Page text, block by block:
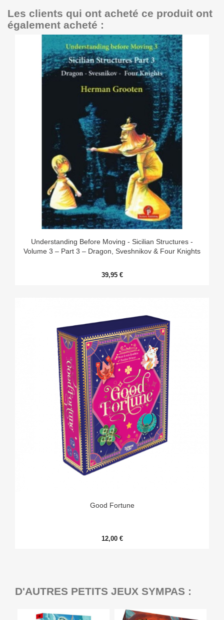
Les clients qui ont acheté ce produit ont
également acheté :
Understanding Before Moving - Sicilian Structures -
Volume 3 – Part 3 – Dragon, Sveshnikov & Four Knights
39,95 €
Good Fortune
12,00 €
D'AUTRES PETITS JEUX SYMPAS :